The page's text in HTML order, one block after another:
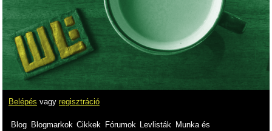
Belépés vagy regisztráció
Blog Blogmarkok Cikkek Fórumok Levlisták
Munka és